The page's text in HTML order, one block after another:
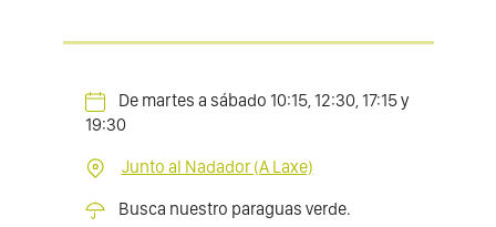
De martes a sábado 10:15, 12:30, 17:15 y
19:30
Junto al Nadador (A Laxe)
Busca nuestro paraguas verde.